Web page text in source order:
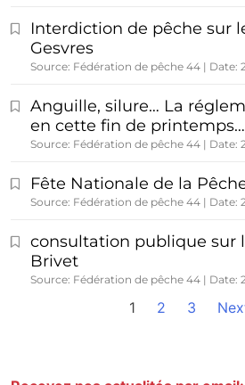
Interdiction de pêche sur
Gesvres
Source: Fédération de pêche 44 Date:
Anguille, silure… La
en cette fin de printemps…
Source: Fédération de pêche 44 Date:
Fête Nationale de la
Source: Fédération de pêche 44 Date:
consultation publique sur
Brivet
Source: Fédération de pêche 44 Date:
1 2 3